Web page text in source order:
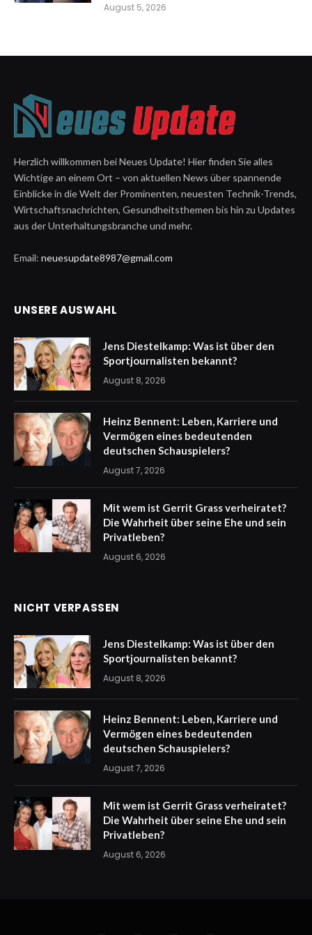
August 5, 2026
Herzlich willkommen bei Neues Update! Hier finden Sie alles
Wichtige an einem Ort – von aktuellen News über spannende
Einblicke in die Welt der Prominenten, neuesten Technik-Trends,
Wirtschaftsnachrichten, Gesundheitsthemen bis hin zu Updates
aus der Unterhaltungsbranche und mehr.
Email: neuesupdate8987@gmail.com
UNSERE AUSWAHL
Jens Diestelkamp: Was ist über den
Sportjournalisten bekannt?
August 8, 2026
Heinz Bennent: Leben, Karriere und
Vermögen eines bedeutenden
deutschen Schauspielers?
August 7, 2026
Mit wem ist Gerrit Grass verheiratet?
Die Wahrheit über seine Ehe und sein
Privatleben?
August 6, 2026
NICHT VERPASSEN
Jens Diestelkamp: Was ist über den
Sportjournalisten bekannt?
August 8, 2026
Heinz Bennent: Leben, Karriere und
Vermögen eines bedeutenden
deutschen Schauspielers?
August 7, 2026
Mit wem ist Gerrit Grass verheiratet?
Die Wahrheit über seine Ehe und sein
Privatleben?
August 6, 2026